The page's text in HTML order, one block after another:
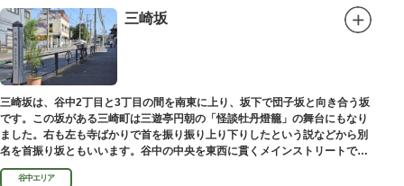
三崎坂
三崎坂は、谷中2丁目と3丁目の間を南東に上り、坂下で団子坂と向き合う坂
です。この坂がある三崎町は三遊亭円朝の「怪談牡丹燈籠」の舞台にもなり
ました。右も左も寺ばかりで首を振り振り上り下りしたという説などから別
名を首振り坂ともいいます。谷中の中央を東西に貫くメインストリートで
す。
谷中エリア